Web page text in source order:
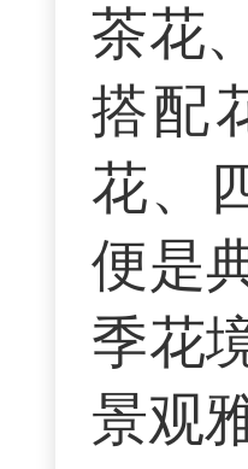
茶花
搭配
花、
便是
季花
景观